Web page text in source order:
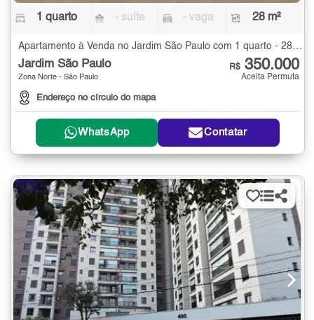
1 quarto - suíte - vaga 28 m²
Jardim São Paulo
Zona Norte - São Paulo
Endereço no círculo do mapa
R$ 350.000
Aceita Permuta
WhatsApp Contatar